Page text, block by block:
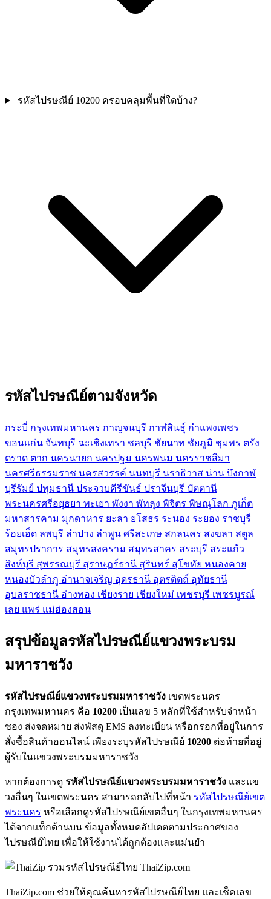
รหัสไปรษณีย์ 10200 ครอบคลุมพื้นที่ใดบ้าง?
รหัสไปรษณีย์ตามจังหวัด
กระบี่ กรุงเทพมหานคร กาญจนบุรี กาฬสินธุ์ กำแพงเพชร
ขอนแก่น จันทบุรี ฉะเชิงเทรา ชลบุรี ชัยนาท ชัยภูมิ ชุมพร ตรัง
ตราด ตาก นครนายก นครปฐม นครพนม นครราชสีมา
นครศรีธรรมราช นครสวรรค์ นนทบุรี นราธิวาส น่าน บึงกาฬ
บุรีรัมย์ ปทุมธานี ประจวบคีรีขันธ์ ปราจีนบุรี ปัตตานี
พระนครศรีอยุธยา พะเยา พังงา พัทลุง พิจิตร พิษณุโลก ภูเก็ต
มหาสารคาม มุกดาหาร ยะลา ยโสธร ระนอง ระยอง ราชบุรี
ร้อยเอ็ด ลพบุรี ลำปาง ลำพูน ศรีสะเกษ สกลนคร สงขลา สตูล
สมุทรปราการ สมุทรสงคราม สมุทรสาคร สระบุรี สระแก้ว
สิงห์บุรี สุพรรณบุรี สุราษฎร์ธานี สุรินทร์ สุโขทัย หนองคาย
หนองบัวลำภู อำนาจเจริญ อุดรธานี อุตรดิตถ์ อุทัยธานี
อุบลราชธานี อ่างทอง เชียงราย เชียงใหม่ เพชรบุรี เพชรบูรณ์
เลย แพร่ แม่ฮ่องสอน
สรุปข้อมูลรหัสไปรษณีย์แขวงพระบรม
มหาราชวัง
รหัสไปรษณีย์แขวงพระบรมมหาราชวัง เขตพระนคร
กรุงเทพมหานคร คือ 10200 เป็นเลข 5 หลักที่ใช้สำหรับจ่าหน้า
ซอง ส่งจดหมาย ส่งพัสดุ EMS ลงทะเบียน หรือกรอกที่อยู่ในการ
สั่งซื้อสินค้าออนไลน์ เพียงระบุรหัสไปรษณีย์ 10200 ต่อท้ายที่อยู่
ผู้รับในแขวงพระบรมมหาราชวัง
หากต้องการดู รหัสไปรษณีย์แขวงพระบรมมหาราชวัง และแข
วงอื่นๆ ในเขตพระนคร สามารถกลับไปที่หน้า รหัสไปรษณีย์เขต
พระนคร หรือเลือกดูรหัสไปรษณีย์เขตอื่นๆ ในกรุงเทพมหานคร
ได้จากแท็กด้านบน ข้อมูลทั้งหมดอัปเดตตามประกาศของ
ไปรษณีย์ไทย เพื่อให้ใช้งานได้ถูกต้องและแม่นยำ
ThaiZip.com
ThaiZip.com ช่วยให้คุณค้นหารหัสไปรษณีย์ไทย และเช็คเลข